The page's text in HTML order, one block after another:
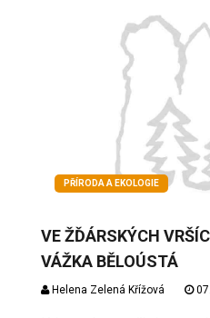
PŘÍRODA A EKOLOGIE
VE ŽĎÁRSKÝCH
VÁŽKA BĚLOÚSTÁ
Helena Zelená Křížová